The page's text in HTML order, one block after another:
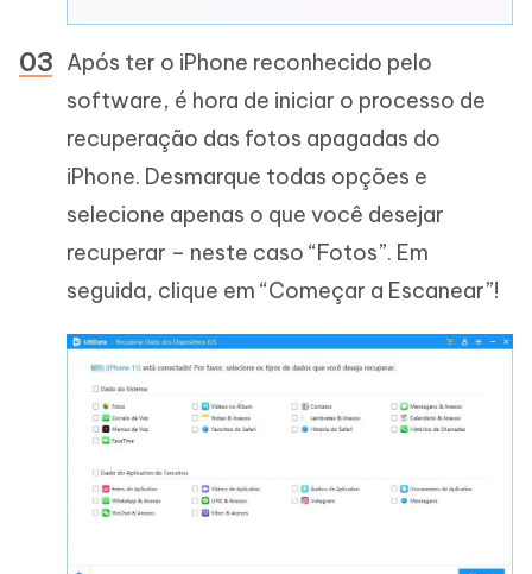
Após ter o iPhone reconhecido pelo
software, é hora de iniciar o processo de
recuperação das fotos apagadas do
iPhone. Desmarque todas opções e
selecione apenas o que você desejar
recuperar – neste caso “Fotos”. Em
seguida, clique em “Começar a Escanear”!